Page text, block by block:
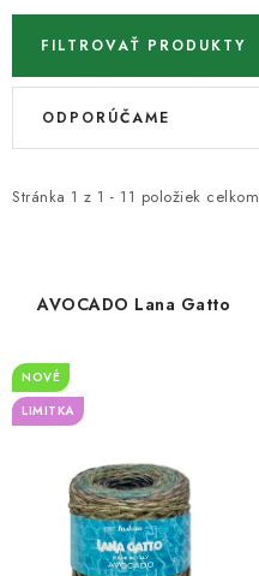
FILTROVAŤ PRODUKTY
V
i
d
u
k
Stránka 1 z 1 - 11 položiek celkom
R
e
r
o
d
ODPORÚČAME
AVOCADO Lana Gatto
NOVÉ
LIMITKA